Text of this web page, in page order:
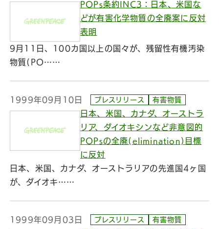
POPs条約INC3：日本、米国な
どが有害化学物質の全廃案に反対
表明
9月11日、100カ国以上の国々が、残留性有機汚染
物質(PO……
1999年09月10日 プレスリリース 有害物質
日本、米国、カナダ、オーストラ
リア、ダイオキシンなど非意図的
POPsの全廃(elimination)目標
に反対
日本、米国、カナダ、オーストラリアの先進国4ヶ国
が、ダイオキ……
1999年09月03日 プレスリリース 有害物質